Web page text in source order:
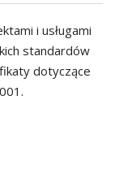
i usługami
standardów
dotyczące